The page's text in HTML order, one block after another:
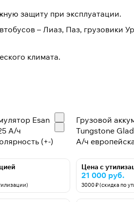
защиту при эксплуатации.
– Лиаз, Паз, грузовики
климата.
Esan
А/ч
(+-)
Грузовой
Tungstone
А/ч
Цена с
21 000 руб.
3000 ₽ (скидка по